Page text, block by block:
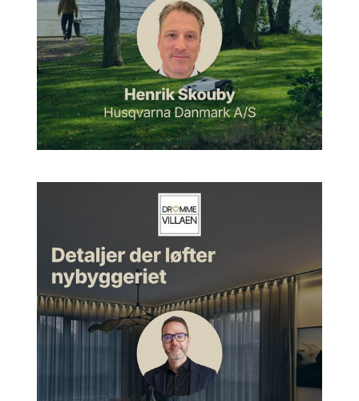
og ud af dem er der vel 50-100 stykker af dem, der er blevet
til noget, hvor vi har været rigtig meget involveret i 30, 40, 50
stykker af dem.
Når et hus virkelig passer til dem,
der bor i det
Morten:Okay. Hvad er så sådan, der må være et projekt, der
skiller sig ud fra de andre, eller et, der har berørt jer mere end
Uffe:Ja, det er der selvfølgelig. Ja.
Kan du fortælle lidt omkring det, og hvad det var, der
Jamen, det er jo lidt forskelligt fra gang til gang, men det
er jo følelsen af at være med helt fra start og komme med
noget og en ramme, som på en eller anden måde svarer på
det, som folk beder om, men måske også lidt ryster deres
grundvold på en måde, som gør, at tilliden bliver lagt nærmest
fra første præsentation og skitseforslaget. Og det er jo bare
fantastisk at komme ind og ligesom at kunne sætte et stempel
på folks, eller sætte en ramme om folks hverdag, som flytter
dem et andet sted hen end det, de havde måske umiddelbart
forestillet sig på en god måde.